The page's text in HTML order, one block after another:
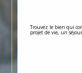
Trouvez le bien qui
projet de vie, un